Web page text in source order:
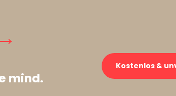
mind.
Kostenlos &